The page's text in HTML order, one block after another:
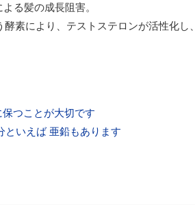
る髪の成長阻害。
素により、テストステロンが活性化し
つことが大切です
といえば 亜鉛もあります